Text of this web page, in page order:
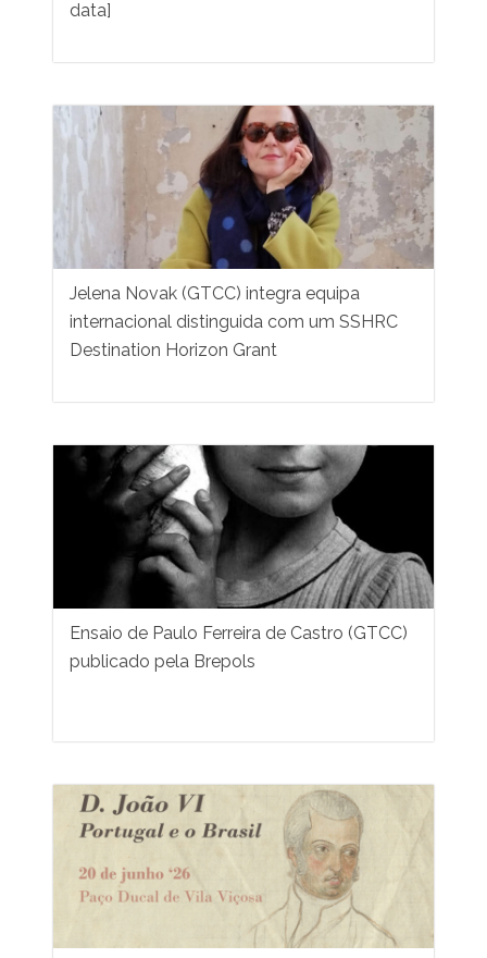
data]
Jelena Novak (GTCC) integra equipa
internacional distinguida com um SSHRC
Destination Horizon Grant
Ensaio de Paulo Ferreira de Castro (GTCC)
publicado pela Brepols